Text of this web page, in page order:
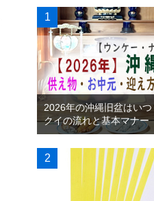
2026年の沖縄旧盆はい
クイの流れと基本マナー